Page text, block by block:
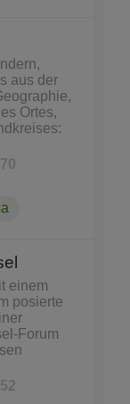
aus der
Ortes,
einem
posierte
Forum